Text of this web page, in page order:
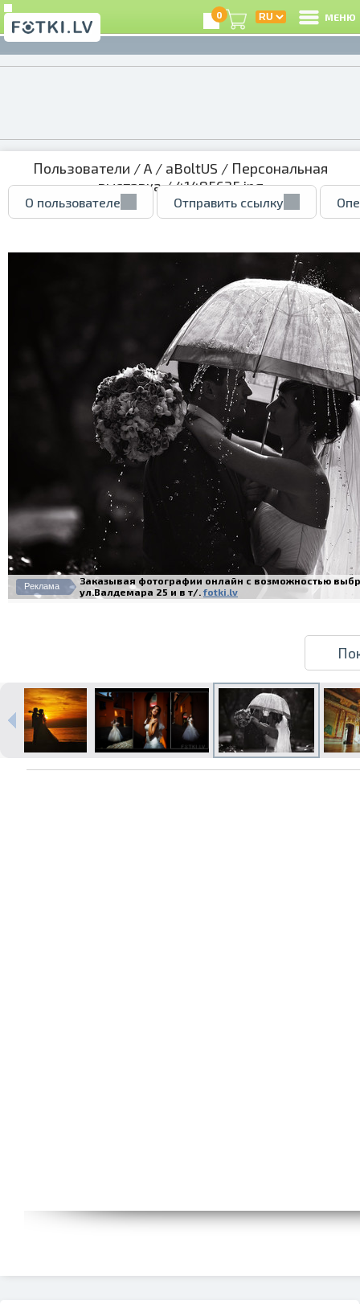
Печать в течение 1 часа в Риге –
0 МЕНЮ
Пользователи /A/ aBoltUS / Персональная
выставка/ 41485635.jpg
О пользователе Отправить ссылку
Реклама
Заказывая фотографии онлайн с возможностью
ул.Валдемара 25 и в т/. fotki.lv